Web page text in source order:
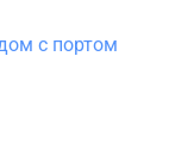
с портом